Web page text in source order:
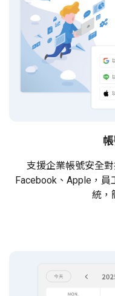
支援企業帳號安全
Facebook、Apple，
統，